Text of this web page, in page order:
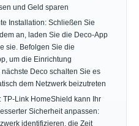
und Geld sparen
Installation: Schließen Sie
an, laden Sie die Deco-App
sie. Befolgen Sie die
um die Einrichtung
Deco schalten Sie es
dem Netzwerk beizutreten
TP-Link HomeShield kann Ihr
Sicherheit anpassen:
identifizieren, die Zeit